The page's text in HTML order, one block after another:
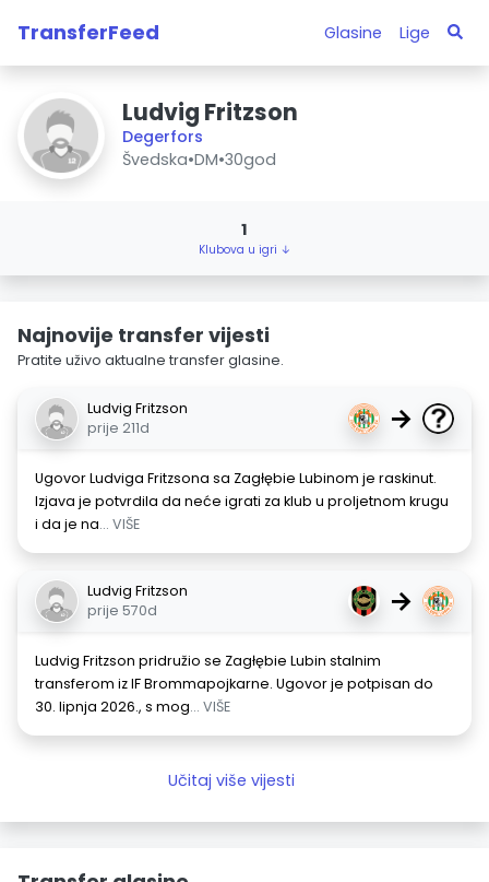
TransferFeed Glasine Lige
Ludvig Fritzson
Degerfors
Švedska•DM•30god
1
Klubova u igri ↓
Najnovije transfer vijesti
Pratite uživo aktualne transfer glasine.
Ludvig Fritzson
prije 211d
→
Ugovor Ludviga Fritzsona sa Zagłębie Lubinom je raskinut.
Izjava je potvrdila da neće igrati za klub u proljetnom krugu
i da je na... VIŠE
Ludvig Fritzson
prije 570d
→
Ludvig Fritzson pridružio se Zagłębie Lubin stalnim
transferom iz IF Brommapojkarne. Ugovor je potpisan do
30. lipnja 2026., s mog... VIŠE
Učitaj više vijesti